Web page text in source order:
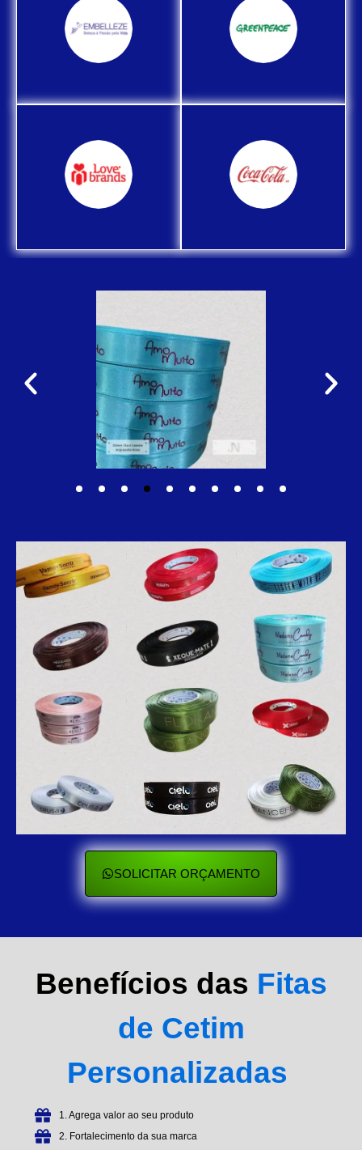
SOLICITAR ORÇAMENTO
Benefícios das Fitas
de Cetim
Personalizadas
1. Agrega valor ao seu produto
2. Fortalecimento da sua marca